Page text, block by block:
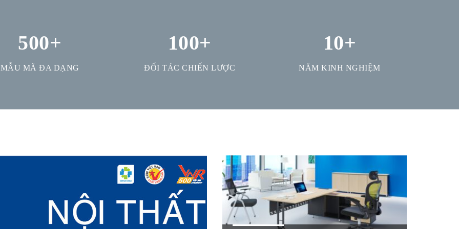
500+
MẪU MÃ ĐA DẠNG
100+
ĐỐI TÁC CHIẾN LƯỢC
10+
NĂM KINH NGHIỆM